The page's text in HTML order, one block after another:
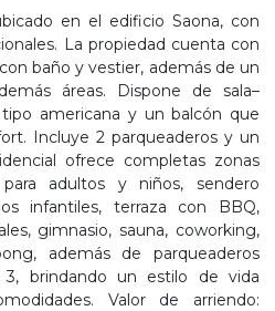
en el edificio Saona, con
La propiedad cuenta con
baño y vestier, además de un
áreas. Dispone de sala–
americana y un balcón que
Incluye 2 parqueaderos y un
ofrece completas zonas
adultos y niños, sendero
infantiles, terraza con BBQ,
gimnasio, sauna, coworking,
además de parqueaderos
brindando un estilo de vida
Valor de arriendo: